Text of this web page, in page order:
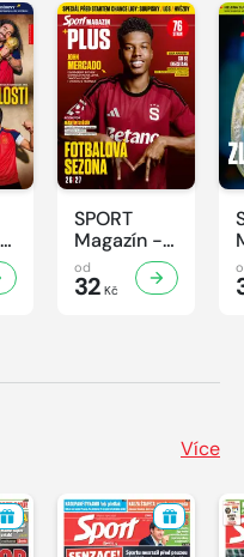
SPORT
Magazín -
30/2026
od
32 Kč
Více